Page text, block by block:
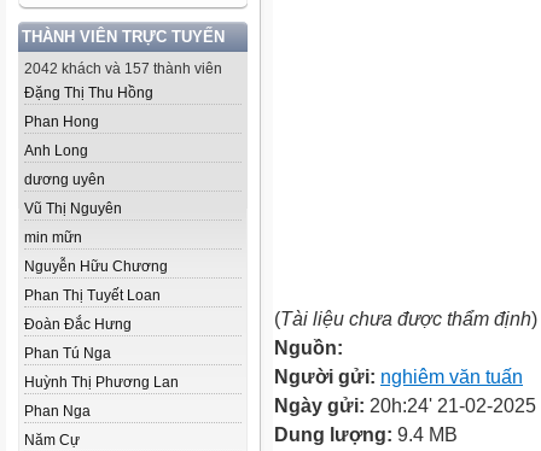
THÀNH VIÊN TRỰC TUYẾN
2042 khách và 157 thành viên
Đặng Thị Thu Hồng
Phan Hong
Anh Long
dương uyên
Vũ Thị Nguyên
min mữn
Nguyễn Hữu Chương
Phan Thị Tuyết Loan
Đoàn Đắc Hưng
Phan Tú Nga
Huỳnh Thị Phương Lan
Phan Nga
Năm Cự
(Tài liệu chưa được thẩm định)
Nguồn:
Người gửi: nghiêm văn tuấn
Ngày gửi: 20h:24' 21-02-2025
Dung lượng: 9.4 MB